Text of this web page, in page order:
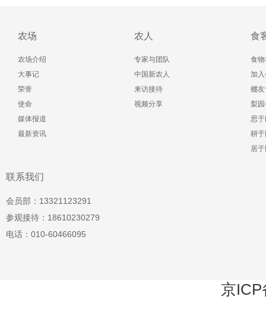
农场
农场介绍
大事记
荣誉
使命
媒体报道
最新资讯
农人
专家与团队
中国新农人
来访接待
视频分享
食
食
加
棚
梨
思
耕
居
联系我们
会员部：13321123291
参观接待：18610230279
电话：010-60466095
京ICP